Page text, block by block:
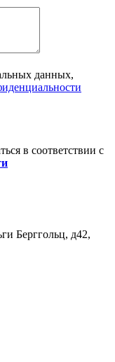
данных,
в соответствии с
Берггольц, д42,